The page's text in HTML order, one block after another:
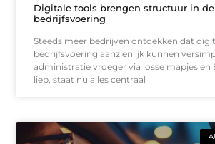
Digitale tools brengen structuur in de
bedrijfsvoering
Steeds meer bedrijven ontdekken dat
bedrijfsvoering aanzienlijk kunnen
administratie vroeger via losse mapjes en
liep, staat nu alles centraal